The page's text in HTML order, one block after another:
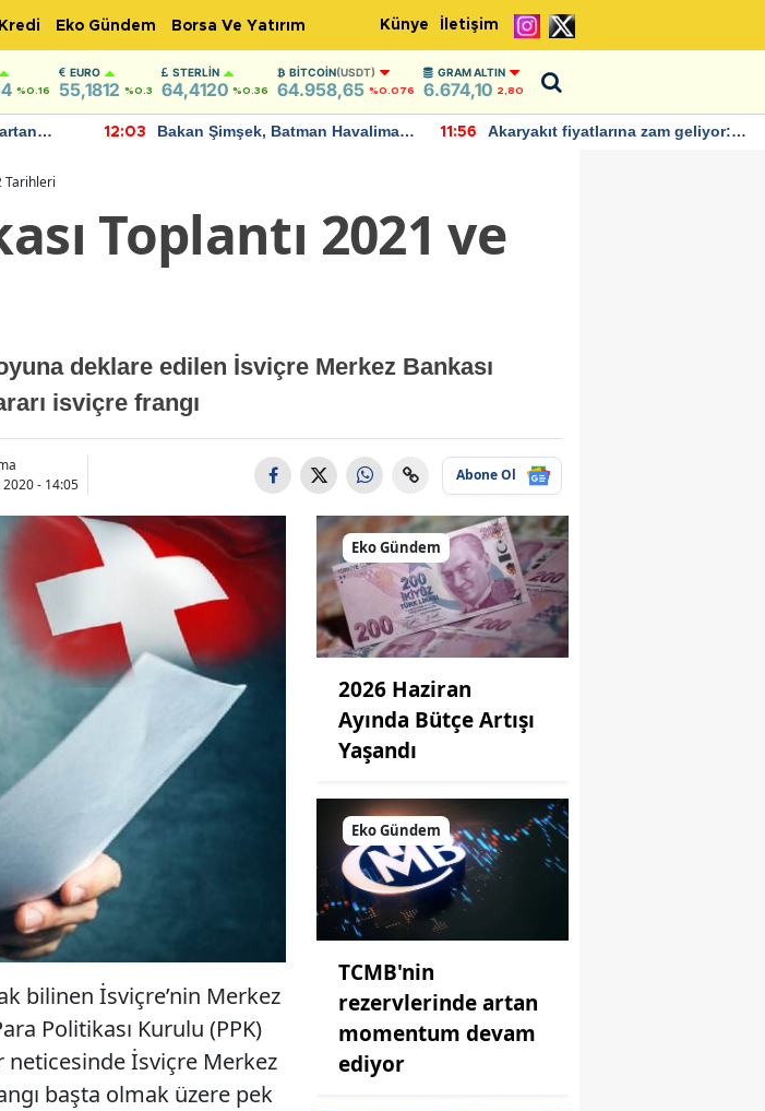
Kredi Eko Gündem Borsa Ve Yatırım Künye İletişim
%0.16
EURO
55,1812 %0.3
STERLIN
64,4120 %0.36
BITCOIN(USDT)
64.958,65 %0.076
GRAM ALTIN
6.674,10 2,80
12:03
Bakan Şimşek, Batman Havalimanı
11:56
Akaryakıt fiyatlarına zam geliyor:
Tarihleri
Toplantı 2021 ve
deklare edilen İsviçre Merkez Bankası
isviçre frangı
2020 - 14:05
Abone Ol
bilinen İsviçre’nin Merkez
Politikası Kurulu (PPK)
neticesinde İsviçre Merkez
başta olmak üzere pek
Eko Gündem
2026 Haziran
Ayında Bütçe Artışı
Yaşandı
Eko Gündem
TCMB'nin
rezervlerinde artan
momentum devam
ediyor